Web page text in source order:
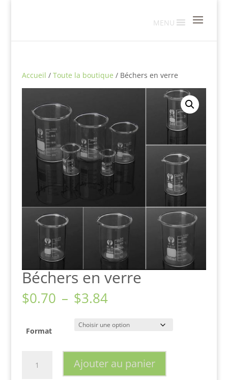
MENU
Accueil / Toute la boutique / Béchers en verre
Béchers en verre
$0.70 – $3.84Plage
prix :
$0.70
$3.84
Format
Ajouter au panier